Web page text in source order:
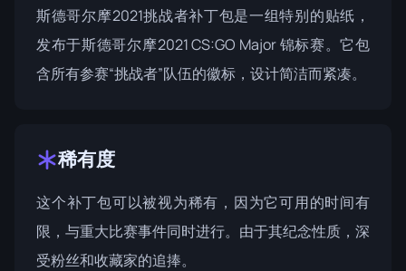
斯德哥尔摩2021挑战者补丁包是一组特别的贴纸，
发布于斯德哥尔摩2021CS:GO Major 锦标赛。它包
含所有参赛“挑战者”队伍的徽标，设计简洁而紧凑。
稀有度
这个补丁包可以被视为稀有，因为它可用的时间有
限，与重大比赛事件同时进行。由于其纪念性质，深
受粉丝和收藏家的追捧。